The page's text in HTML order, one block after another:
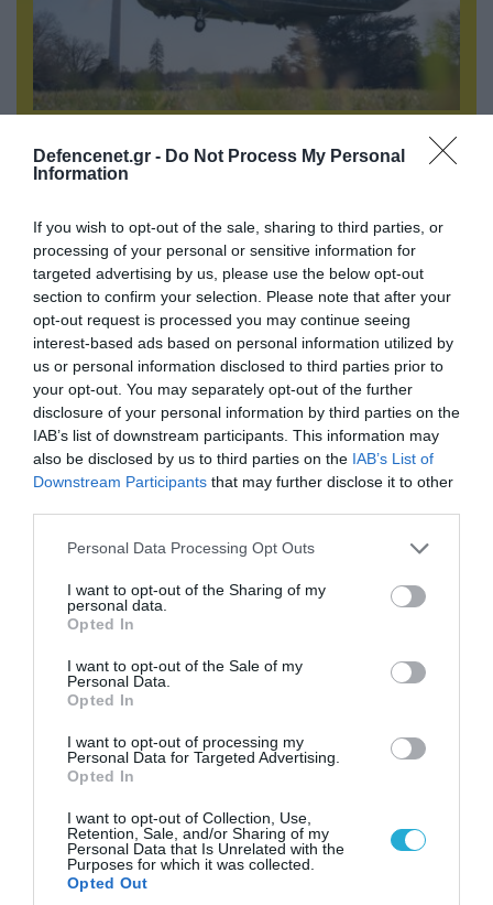
Defencenet.gr - Do Not Process My Personal
Information
If you wish to opt-out of the sale, sharing to third parties, or
processing of your personal or sensitive information for
targeted advertising by us, please use the below opt-out
section to confirm your selection. Please note that after your
opt-out request is processed you may continue seeing
interest-based ads based on personal information utilized by
us or personal information disclosed to third parties prior to
your opt-out. You may separately opt-out of the further
disclosure of your personal information by third parties on the
IAB’s list of downstream participants. This information may
also be disclosed by us to third parties on the IAB’s List of
Downstream Participants that may further disclose it to other
Please note that this website/app uses one or more Google
not limited to your visit or usage behaviour. You may click to
grant or deny consent to Google and its third-party tags to
use your data for below specified purposes in below Google
consent section.
Personal Data Processing Opt Outs
I want to opt-out of the Sharing of my
personal data.
Opted In
I want to opt-out of the Sale of my
Personal Data.
Opted In
I want to opt-out of processing my
Personal Data for Targeted Advertising.
Opted In
I want to opt-out of Collection, Use,
Retention, Sale, and/or Sharing of my
Personal Data that Is Unrelated with the
Purposes for which it was collected.
Opted Out
ΗΠΑ: Nέα στοιχεία για το περιστατικό με το
προεδρικό ελικόπτερο Marine One – Βρέθηκε
«Επιχείρηση ελεύθερα πεζοδρόμια» στην
αντικείμενα από κοινόχρηστους χώρους